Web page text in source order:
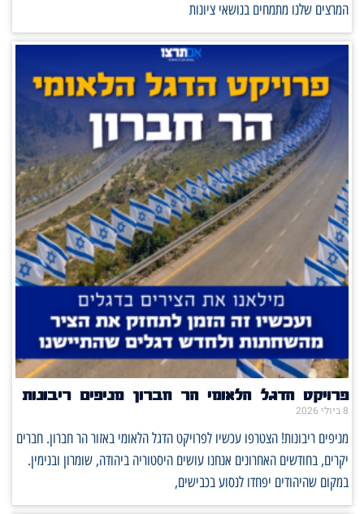
המרצים שלנו מתמחים בנושאי ציונות
פרויקט הדגל הלאומי הר חברון מניפים ריבונות
8 ביולי 2026
מניפים ריבונות! הצטרפו עכשיו לפרויקט הדגל הלאומי באזור הר חברון. חברים
יקרים, בחודשים האחרונים אנחנו עושים היסטוריה ביהודה, שומרון ובנימין.
במקום שהיהודים יפחדו לנסוע בכבישים,